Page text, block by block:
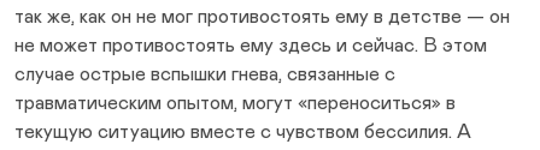
так же, как он не мог противостоять ему в детстве — он
не может противостоять ему здесь и сейчас. В этом
случае острые вспышки гнева, связанные с
травматическим опытом, могут «переноситься» в
текущую ситуацию вместе с чувством бессилия. А